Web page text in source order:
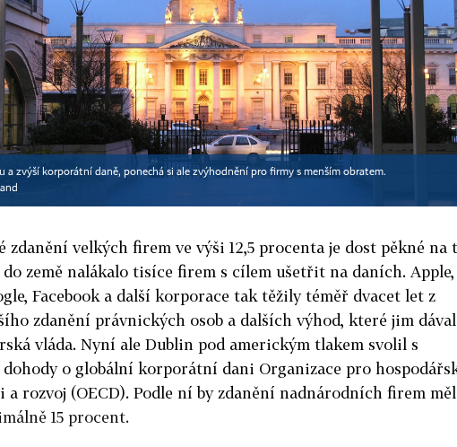
a zvýší korporátní daně, ponechá si ale zvýhodnění pro firmy s menším obratem.
zdanění velkých firem ve výši 12,5 procenta je dost pěkné na
do země nalákalo tisíce firem s cílem ušetřit na daních. Apple,
Facebook a další korporace tak těžily téměř dvacet let z
zdanění právnických osob a dalších výhod, které jim
vláda. Nyní ale Dublin pod americkým tlakem svolil s
o globální korporátní dani Organizace pro
a rozvoj (OECD). Podle ní by zdanění nadnárodních firem
15 procent.